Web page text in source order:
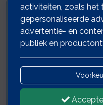
activiteiten, zoals het
gepersonaliseerde
advertentie- en
publiek en